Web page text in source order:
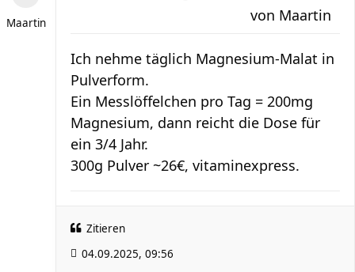
Maartin von Maartin
Ich nehme täglich Magnesium-Malat in
Pulverform.
Ein Messlöffelchen pro Tag = 200mg
Magnesium, dann reicht die Dose für
ein 3/4 Jahr.
300g Pulver ~26€, vitaminexpress.
Zitieren
04.09.2025, 09:56